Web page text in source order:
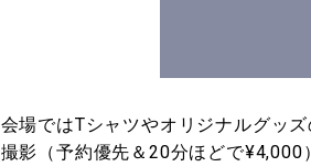
会場ではTシャツやオリジナルグッ
撮影（予約優先＆20分ほどで